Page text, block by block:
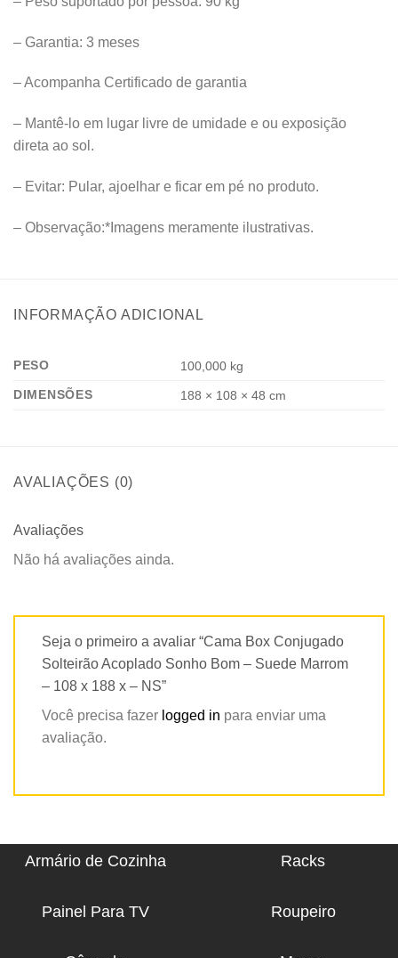
– Garantia: 3 meses
– Acompanha Certificado de garantia
– Mantê-lo em lugar livre de umidade e ou exposição
direta ao sol.
– Evitar: Pular, ajoelhar e ficar em pé no produto.
– Observação:*Imagens meramente ilustrativas.
INFORMAÇÃO ADICIONAL
PESO
100,000 kg
DIMENSÕES
188 × 108 × 48 cm
AVALIAÇÕES (0)
Avaliações
Não há avaliações ainda.
Seja o primeiro a avaliar “Cama Box Conjugado
Solteirão Acoplado Sonho Bom – Suede Marrom
– 108 x 188 x – NS”
Você precisa fazer logged in para enviar uma
avaliação.
Armário de Cozinha Racks
Painel Para TV Roupeiro